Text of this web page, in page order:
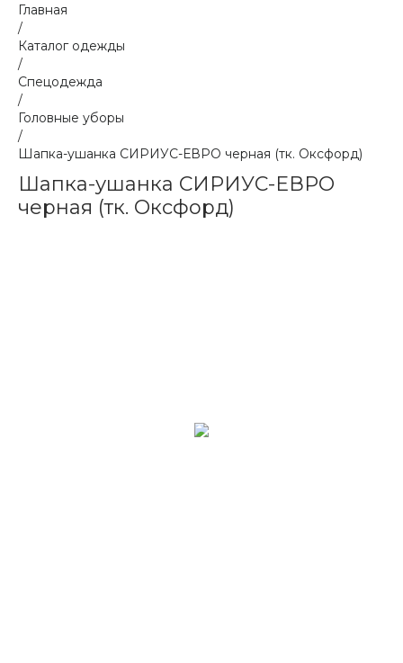
Главная
/
Каталог одежды
/
Спецодежда
/
Головные уборы
/
Шапка-ушанка СИРИУС-ЕВРО черная (тк. Оксфорд)
Шапка-ушанка СИРИУС-ЕВРО
черная (тк. Оксфорд)